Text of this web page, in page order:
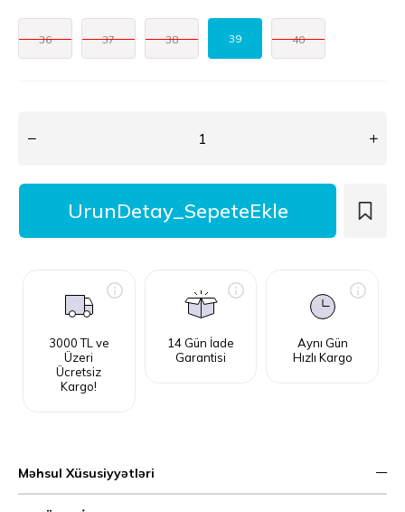
36 37 38 39 40
3000 TL ve
Üzeri
Ücretsiz
Kargo!
14 Gün İade
Garantisi
Aynı Gün
Hızlı Kargo
Məhsul Xüsusiyyətləri